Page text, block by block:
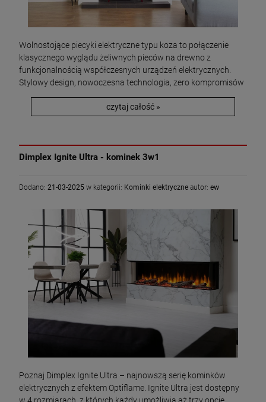
Wolnostojące piecyki elektryczne typu koza to połączenie
klasycznego wyglądu żeliwnych pieców na drewno z
funkcjonalnością współczesnych urządzeń elektrycznych.
Stylowy design, nowoczesna technologia, zero kompromisów
czytaj całość »
Dimplex Ignite Ultra - kominek 3w1
Dodano: 21-03-2025 w kategorii: Kominki elektryczne autor: ew
Poznaj Dimplex Ignite Ultra – najnowszą serię kominków
elektrycznych z efektem Optiflame. Ignite Ultra jest dostępny
w 4 rozmiarach, z których każdy umożliwia aż trzy opcje